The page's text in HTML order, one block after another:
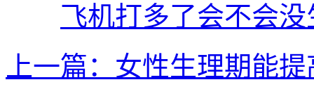
飞机打多了会不会
上一篇：女性生理期能